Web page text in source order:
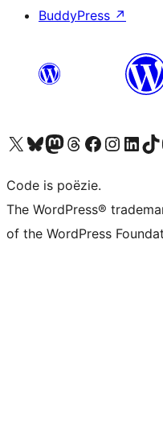
BuddyPress ↗
Bezoek ons X (voorheen Twitter) account
Bezoek ons Bluesky account
Bezoek ons Mastodon account
Bezoek ons Threads account
Onze Facebook pagina
Bezoek ons Instagram
Bezoek ons
Bezoek
Code is poëzie.
The WordPress®
of the WordPress